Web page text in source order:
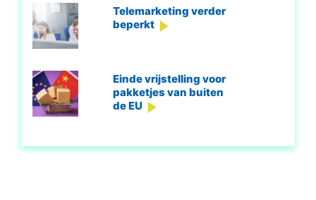
Telemarketing verder
beperkt
Einde vrijstelling voor
pakketjes van buiten
de EU